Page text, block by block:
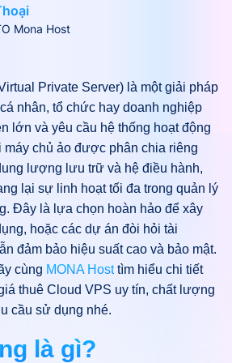
Mona Host
Private Server) là một giải pháp
nhân, tổ chức hay doanh nghiệp
lớn và yêu cầu hệ thống hoạt động
chủ ảo được phân chia riêng
lượng lưu trữ và hệ điều hành,
lại sự linh hoạt tối đa trong quản lý
Đây là lựa chọn hoàn hảo để xây
hoặc các dự án đòi hỏi tài
đảm bảo hiệu suất cao và bảo mật.
cùng MONA Host tìm hiểu chi tiết
thuê Cloud VPS uy tín, chất lượng
cầu sử dụng nhé.
là gì?